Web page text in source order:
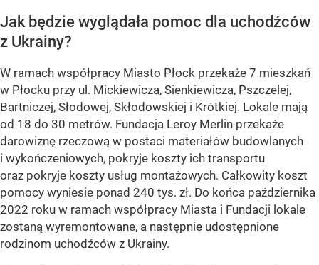
Jak będzie wyglądała pomoc dla uchodźców
z Ukrainy?
W ramach współpracy Miasto Płock przekaże 7 mieszkań
w Płocku przy ul. Mickiewicza, Sienkiewicza, Pszczelej,
Bartniczej, Słodowej, Skłodowskiej i Krótkiej. Lokale mają
od 18 do 30 metrów. Fundacja Leroy Merlin przekaże
darowiznę rzeczową w postaci materiałów budowlanych
i wykończeniowych, pokryje koszty ich transportu
oraz pokryje koszty usług montażowych. Całkowity koszt
pomocy wyniesie ponad 240 tys. zł. Do końca października
2022 roku w ramach współpracy Miasta i Fundacji lokale
zostaną wyremontowane, a następnie udostępnione
rodzinom uchodźców z Ukrainy.